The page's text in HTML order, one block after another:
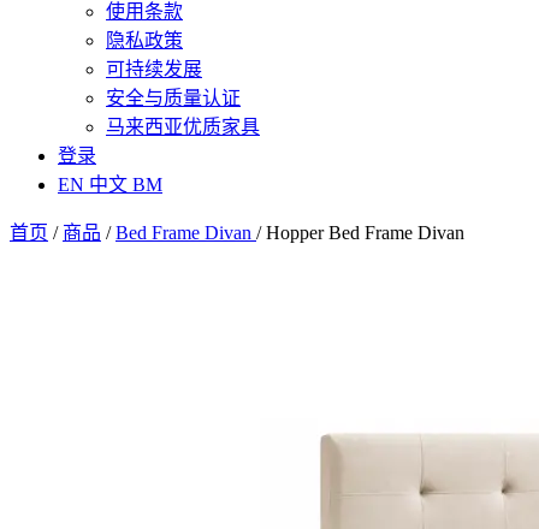
使用条款
隐私政策
可持续发展
安全与质量认证
马来西亚优质家具
登录
EN 中文 BM
首页 / 商品 / Bed Frame Divan / Hopper Bed Frame Divan